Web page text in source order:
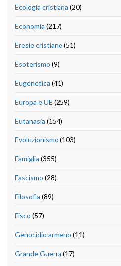
Ecologia cristiana (20)
Economia (217)
Eresie cristiane(51)
Esoterismo (9)
Eugenetica (41)
Europa e UE (259)
Eutanasia (154)
Evoluzionismo (103)
Famiglia (355)
Fascismo (28)
Filosofia (89)
Fisco (57)
Genocidio armeno (11)
Grande Guerra (17)